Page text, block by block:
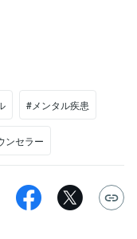
#メンタル疾患
ンセラー